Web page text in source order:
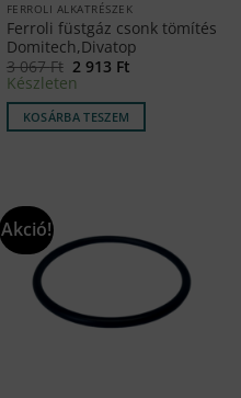
FERROLI ALKATRÉSZEK
Ferroli füstgáz csonk tömítés
Domitech,Divatop
3 067Ft Original
price
was:
3
067 Ft.
2 913 FtCurrent
2
Készleten
KOSÁRBA TESZEM
Akció!